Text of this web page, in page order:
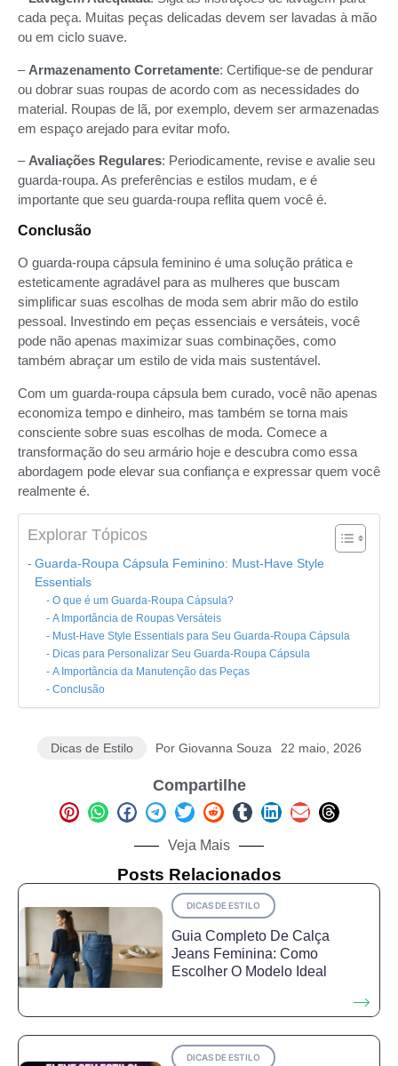
cada peça. Muitas peças delicadas devem ser lavadas à mão
ou em ciclo suave.
– Armazenamento Corretamente: Certifique-se de pendurar
ou dobrar suas roupas de acordo com as necessidades do
material. Roupas de lã, por exemplo, devem ser armazenadas
em espaço arejado para evitar mofo.
– Avaliações Regulares: Periodicamente, revise e avalie seu
guarda-roupa. As preferências e estilos mudam, e é
importante que seu guarda-roupa reflita quem você é.
Conclusão
O guarda-roupa cápsula feminino é uma solução prática e
esteticamente agradável para as mulheres que buscam
simplificar suas escolhas de moda sem abrir mão do estilo
pessoal. Investindo em peças essenciais e versáteis, você
pode não apenas maximizar suas combinações, como
também abraçar um estilo de vida mais sustentável.
Com um guarda-roupa cápsula bem curado, você não apenas
economiza tempo e dinheiro, mas também se torna mais
consciente sobre suas escolhas de moda. Comece a
transformação do seu armário hoje e descubra como essa
abordagem pode elevar sua confiança e expressar quem você
realmente é.
Explorar Tópicos
Guarda-Roupa Cápsula Feminino: Must-Have Style
Essentials
O que é um Guarda-Roupa Cápsula?
A Importância de Roupas Versáteis
Must-Have Style Essentials para Seu Guarda-Roupa Cápsula
Dicas para Personalizar Seu Guarda-Roupa Cápsula
A Importância da Manutenção das Peças
Conclusão
Dicas de Estilo PorGiovanna Souza 22 maio, 2026
Compartilhe
Veja Mais
Posts Relacionados
DICAS DE ESTILO
Guia Completo De Calça
Jeans Feminina: Como
Escolher O Modelo Ideal
DICAS DE ESTILO